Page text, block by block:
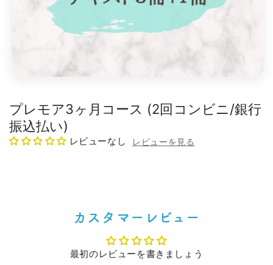
ダ
ル
で
メ
デ
プレモア3ヶ月コース (2回コンビニ/銀行
振込払い)
レビューなし
カスタマーレビュー
最初のレビューを書きましょう